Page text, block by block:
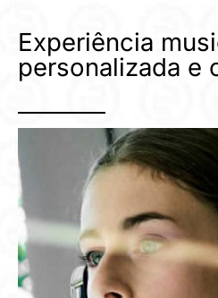
Experiência
personalizada e